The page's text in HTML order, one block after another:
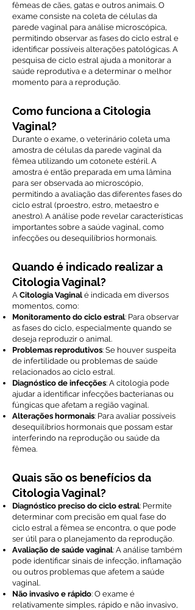
fêmeas de cães, gatas e outros animais. O
exame consiste na coleta de células da
parede vaginal para análise microscópica,
permitindo observar as fases do ciclo estral e
identificar possíveis alterações patológicas. A
pesquisa de ciclo estral ajuda a monitorar a
saúde reprodutiva e a determinar o melhor
momento para a reprodução.
Como funciona a Citologia
Vaginal?
Durante o exame, o veterinário coleta uma
amostra de células da parede vaginal da
fêmea utilizando um cotonete estéril. A
amostra é então preparada em uma lâmina
para ser observada ao microscópio,
permitindo a avaliação das diferentes fases do
ciclo estral (proestro, estro, metaestro e
anestro). A análise pode revelar características
importantes sobre a saúde vaginal, como
infecções ou desequilíbrios hormonais.
Quando é indicado realizar a
Citologia Vaginal?
A Citologia Vaginal é indicada em diversos
momentos, como:
Monitoramento do ciclo estral: Para observar
as fases do ciclo, especialmente quando se
deseja reproduzir o animal.
Problemas reprodutivos: Se houver suspeita
de infertilidade ou problemas de saúde
relacionados ao ciclo estral.
Diagnóstico de infecções: A citologia pode
ajudar a identificar infecções bacterianas ou
fúngicas que afetam a região vaginal.
Alterações hormonais: Para avaliar possíveis
desequilíbrios hormonais que possam estar
interferindo na reprodução ou saúde da
fêmea.
Quais são os benefícios da
Citologia Vaginal?
Diagnóstico preciso do ciclo estral: Permite
determinar com precisão em qual fase do
ciclo estral a fêmea se encontra, o que pode
ser útil para o planejamento da reprodução.
Avaliação de saúde vaginal: A análise também
pode identificar sinais de infecção, inflamação
ou outros problemas que afetem a saúde
vaginal.
Não invasivo e rápido: O exame é
relativamente simples, rápido e não invasivo,